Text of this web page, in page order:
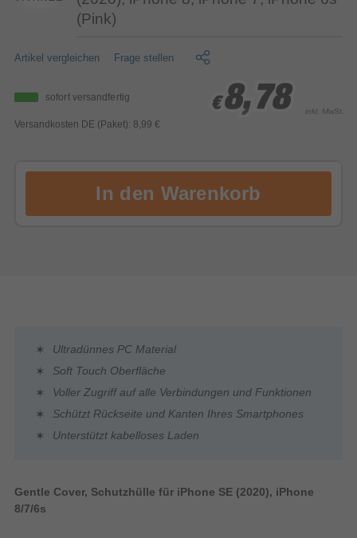
(Pink)
Artikel vergleichen Frage stellen
sofort versandfertig
Versandkosten DE (Paket): 8,99 €
€ 8,78
€ 8,78
€ 8,78 inkl. MwSt.
Ultradünnes PC Material
Soft Touch Oberfläche
Voller Zugriff auf alle Verbindungen und Funktionen
Schützt Rückseite und Kanten Ihres Smartphones
Unterstützt kabelloses Laden
Gentle Cover, Schutzhülle für iPhone SE (2020), iPhone
8/7/6s